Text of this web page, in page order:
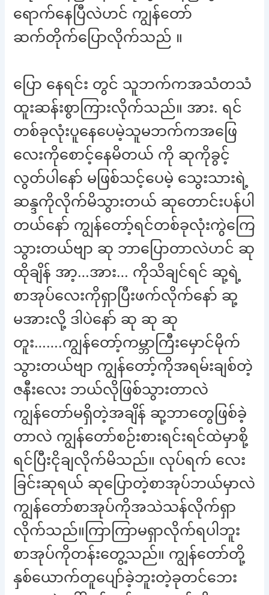
ရောက်နေပြီလဲဟင် ကျွန်တော်
ဆက်တိုက်ပြောလိုက်သည် ။
ပြော နေရင်း တွင် သူဘက်ကအသံတသံ
ထူးဆန်းစွာကြားလိုက်သည်။ အား. ရင်
တစ်ခုလုံးပူနေပေမဲ့သူမဘက်ကအဖြေ
လေးကိုစောင့်နေမိတယ် ကို ဆုကိုခွင့်
လွတ်ပါနော် မဖြစ်သင့်ပေမဲ့ သွေးသားရဲ့
ဆန္ဒကိုလိုက်မိသွားတယ် ဆုတောင်းပန်ပါ
တယ်နော် ကျွန်တော့်ရင်တစ်ခုလုံးကွဲကြေ
သွားတယ်ဗျာ ဆု ဘာပြောတာလဲဟင် ဆု
ထိုချိန် အာ့…အား… ကိုသိချင်ရင် ဆု့ရဲ့
စာအုပ်လေးကိုရှာပြီးဖက်လိုက်နော် ဆု့
မအားလို့ ဒါပဲနော် ဆု ဆု ဆု
တူး…….ကျွန်တော့်ကမ္ဘာကြီးမှောင်မိုက်
သွားတယ်ဗျာ ကျွန်တော့်ကိုအရမ်းချစ်တဲ့
ဇနီးလေး ဘယ်လိုဖြစ်သွားတာလဲ
ကျွန်တော်မရှိတဲ့အချိန် ဆု့ဘာတွေဖြစ်ခဲ့
တာလဲ ကျွန်တော်စဉ်းစားရင်းရင်ထဲမှာစို့
ရင်ပြီးငိုချလိုက်မိသည်။ လုပ်ရက် လေး
ခြင်းဆုရယ် ဆုပြောတဲ့စာအုပ်ဘယ်မှာလဲ
ကျွန်တော်စာအုပ်ကိုအသဲသန်လိုက်ရှာ
လိုက်သည်။ကြာကြာမရှာလိုက်ရပါဘူး
စာအုပ်ကိုတန်းတွေ့သည်။ ကျွန်တော်တို့
နှစ်ယောက်တူပျော်ခဲ့ဘူးတဲ့ခုတင်ဘေး